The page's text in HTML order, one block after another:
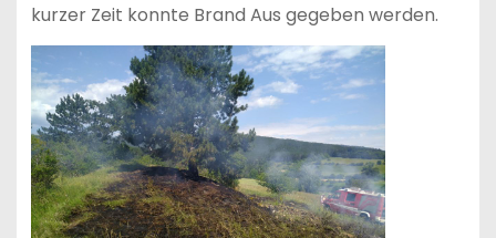
kurzer Zeit konnte Brand Aus gegeben werden.